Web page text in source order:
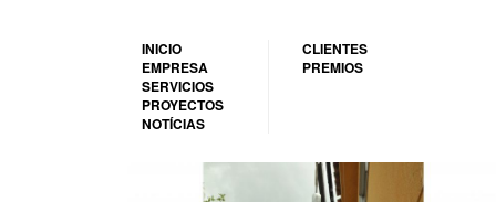
INICIO
EMPRESA
SERVICIOS
PROYECTOS
NOTÍCIAS
CLIENTES
PREMIOS